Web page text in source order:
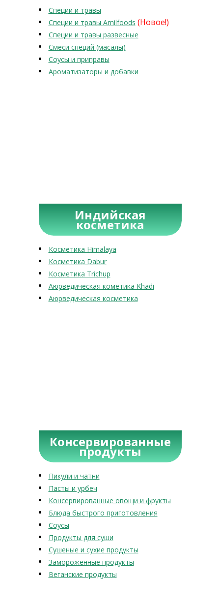
Специи и травы
Специи и травы Amilfoods (Новое!)
Специи и травы развесные
Смеси специй (масалы)
Соусы и приправы
Ароматизаторы и добавки
Индийская
косметика
Косметика Himalaya
Косметика Dabur
Косметика Trichup
Аюрведическая кометика Khadi
Аюрведическая косметика
Консервированные
продукты
Пикули и чатни
Пасты и урбеч
Консервированные овощи и фрукты
Блюда быстрого приготовления
Соусы
Продукты для суши
Сушеные и сухие продукты
Замороженные продукты
Веганские продукты